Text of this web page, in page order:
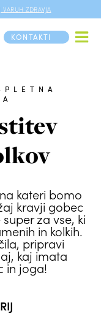
VARUH ZDRAVJA
KONTAKTI
kateri bomo
kravji gobec
za vse, ki
in kolkih.
pripravi
kaj imata
in joga!